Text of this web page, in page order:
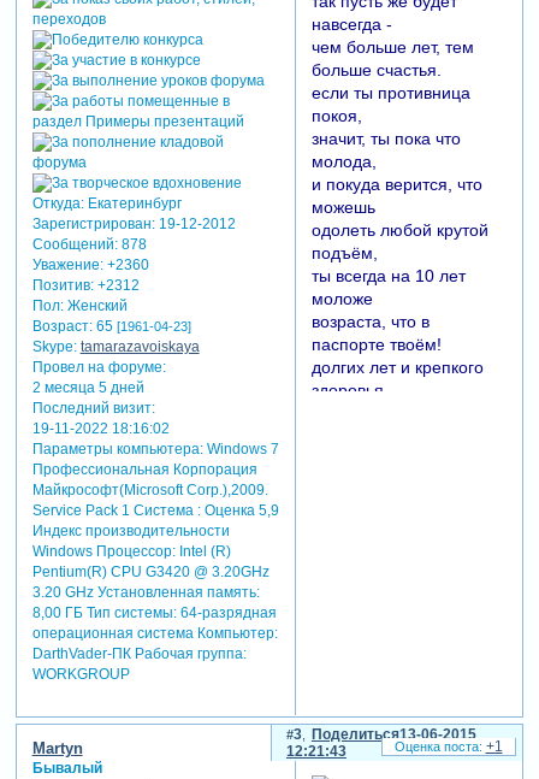
Откуда:Екатеринбург
Зарегистрирован: 19-12-2012
Сообщений:878
Уважение: +2360
Позитив: +2312
Пол:Женский
Возраст:65 [1961-04-23]
Skype: tamarazavoiskaya
Провел на форуме:
2 месяца 5 дней
Последний визит:
19-11-2022 18:16:02
Параметры компьютера:Windows 7
Профессиональная Корпорация
Майкрософт(Microsoft Corp.),2009.
Service Pack 1 Система : Оценка 5,9
Индекс производительности
Windows Процессор: Intel (R)
Pentium(R) CPU G3420 @ 3.20GHz
3.20 GHz Установленная память:
8,00 ГБ Тип системы: 64-разрядная
операционная система Компьютер:
DarthVader-ПК Рабочая группа:
WORKGROUP
навсегда -
чем больше лет, тем
больше счастья.
если ты противница
покоя,
значит, ты пока что
молода,
и покуда верится, что
можешь
одолеть любой крутой
подъём,
ты всегда на 10 лет
моложе
возраста, что в
паспорте твоём!
долгих лет и крепкого
здоровья,
Поделиться
3
13-06-2015
12:21:43
Martyn
Бывалый
+1